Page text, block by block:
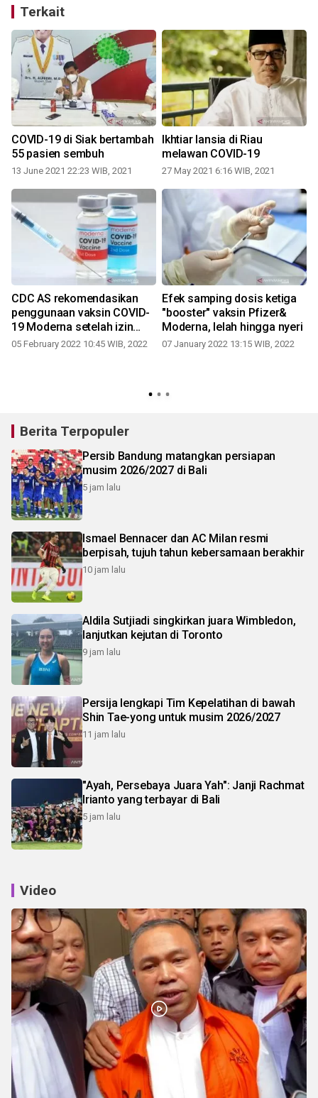
Terkait
COVID-19 di Siak bertambah
55 pasien sembuh
13 June 2021 22:23 WIB, 2021
Ikhtiar lansia di Riau
melawan COVID-19
27 May 2021 6:16 WIB, 2021
CDC AS rekomendasikan
penggunaan vaksin COVID-
19 Moderna setelah izin
penuh FDA
05 February 2022 10:45 WIB, 2022
Efek samping dosis ketiga
"booster" vaksin Pfizer&
Moderna, lelah hingga nyeri
07 January 2022 13:15 WIB, 2022
Berita Terpopuler
Persib Bandung matangkan persiapan
musim 2026/2027 di Bali
5 jam lalu
Ismael Bennacer dan AC Milan resmi
berpisah, tujuh tahun kebersamaan berakhir
10 jam lalu
Aldila Sutjiadi singkirkan juara Wimbledon,
lanjutkan kejutan di Toronto
9 jam lalu
Persija lengkapi Tim Kepelatihan di bawah
Shin Tae-yong untuk musim 2026/2027
11 jam lalu
"Ayah, Persebaya Juara Yah": Janji Rachmat
Irianto yang terbayar di Bali
5 jam lalu
Video